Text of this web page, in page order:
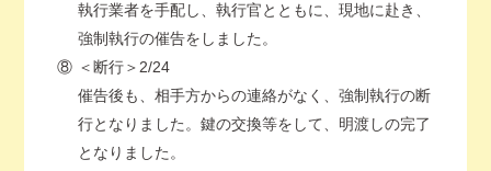
執行業者を手配し、執行官とともに、現地に赴き、
強制執行の催告をしました。
⑧ ＜断行＞2/24
催告後も、相手方からの連絡がなく、強制執行の断
行となりました。鍵の交換等をして、明渡しの完了
となりました。